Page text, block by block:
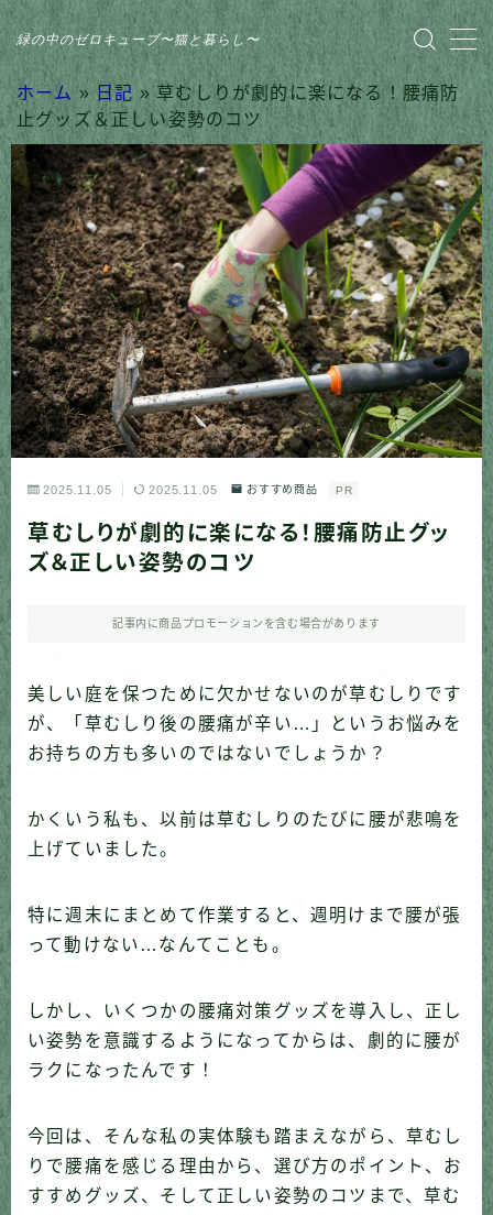
緑の中のゼロキューブ〜猫と暮らし〜
MENU
HOME
おすすめ商品
家のこと
日記
猫との暮らし
ホーム » 日記 »草むしりが劇的に楽になる！腰痛防
止グッズ＆正しい姿勢のコツ
2025.11.05 2025.11.05 おすすめ商品 PR
草むしりが劇的に楽になる！腰痛防止グッ
ズ＆正しい姿勢のコツ
記事内に商品プロモーションを含む場合があります
美しい庭を保つために欠かせないのが草むしりです
が、「草むしり後の腰痛が辛い…」というお悩みを
お持ちの方も多いのではないでしょうか？
かくいう私も、以前は草むしりのたびに腰が悲鳴を
上げていました。
特に週末にまとめて作業すると、週明けまで腰が張
って動けない…なんてことも。
しかし、いくつかの腰痛対策グッズを導入し、正し
い姿勢を意識するようになってからは、劇的に腰が
ラクになったんです！
今回は、そんな私の実体験も踏まえながら、草むし
りで腰痛を感じる理由から、選び方のポイント、お
すすめグッズ、そして正しい姿勢のコツまで、草む